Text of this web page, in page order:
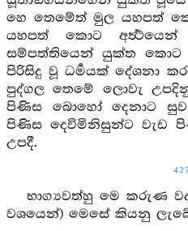
හෙ තෙමේත් මුල යහපත්
යහපත් කොට
සම්පත්තියෙන් යුක්ත කොට
පිරිසිදු වූ ධර්‍මයක් දේශනා
පුද්ගල තෙමේ ලොවැ
පිණිස බොහෝ දෙනාට
පිණිස දෙවිමිනිසුන්ට වැඩ
උපදී.
427
භාග්‍යවත්හු මෙ කරුණ
වශයෙන්) මෙසේ කියනු